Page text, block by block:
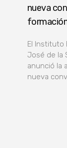
nueva
El Instituto
José de la
anunció la
nueva